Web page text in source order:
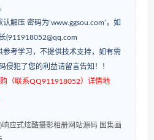
解压 密码为‘www.ggsou.com’，如
(911918052@qq.com
考学习，不提供技术支持，如有需
侵犯了您的利益请留言告知！！
（联系QQ911918052）详情地
响应式炫酷摄影相册网站源码 图集画